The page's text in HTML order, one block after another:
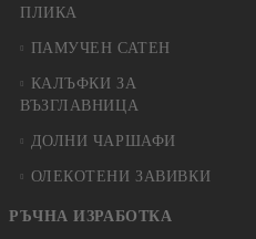
ПЛИКА
ПАМУЧЕН САТЕН
КАЛЪФКИ ЗА
ВЪЗГЛАВНИЦА
ДОЛНИ ЧАРШАФИ
ОЛЕКОТЕНИ ЗАВИВКИ
РЪЧНА ИЗРАБОТКА